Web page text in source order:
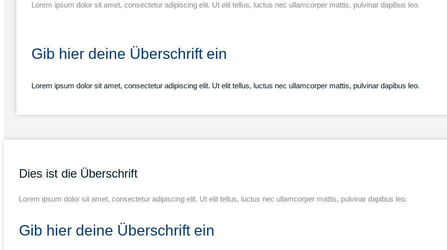
Lorem ipsum dolor sit amet, consectetur adipiscing elit. Ut elit tellus, luctus nec ullamcorper mattis, pulvinar dapibus leo.
Gib hier deine Überschrift ein
Lorem ipsum dolor sit amet, consectetur adipiscing elit. Ut elit tellus, luctus nec ullamcorper mattis, pulvinar dapibus leo.
Dies ist die Überschrift
Lorem ipsum dolor sit amet, consectetur adipiscing elit. Ut elit tellus, luctus nec ullamcorper mattis, pulvinar dapibus leo.
Gib hier deine Überschrift ein